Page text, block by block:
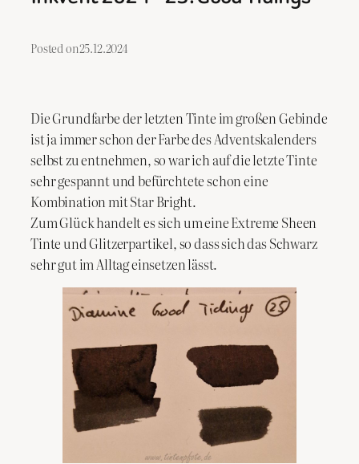
Posted on25.12.2024
Die Grundfarbe der letzten Tinte im großen Gebinde
ist ja immer schon der Farbe des Adventskalenders
selbst zu entnehmen, so war ich auf die letzte Tinte
sehr gespannt und befürchtete schon eine
Kombination mit Star Bright.
Zum Glück handelt es sich um eine Extreme Sheen
Tinte und Glitzerpartikel, so dass sich das Schwarz
sehr gut im Alltag einsetzen lässt.